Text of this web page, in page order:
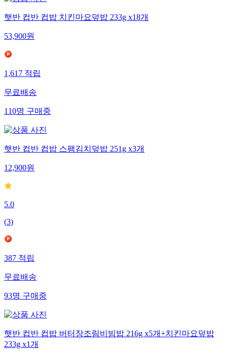
햇반 컵반 컵밥 치킨마요덮밥 233g x18개
53,900원
1,617적립
무료배송
110명구매중
햇반 컵반 컵밥 스팸김치덮밥 251g x3개
12,900원
5.0
(3)
387적립
무료배송
93명구매중
햇반 컵반 컵밥 버터장조림비빔밥 216g x5개+치킨마요덮밥
233g x1개